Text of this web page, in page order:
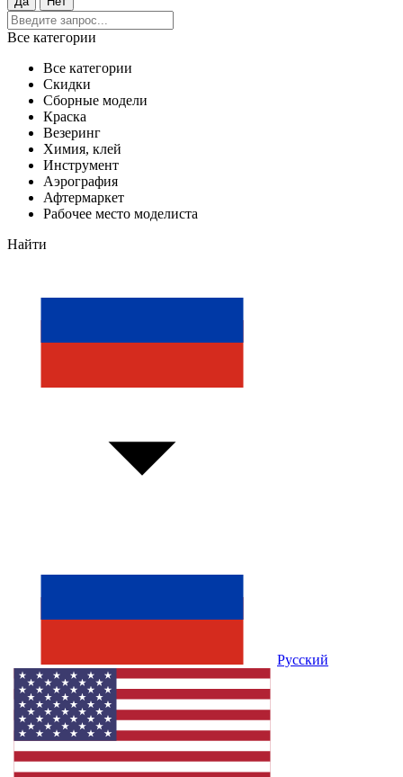
Все категории
Все категории
Скидки
Сборные модели
Краска
Везеринг
Химия, клей
Инструмент
Аэрография
Афтермаркет
Рабочее место моделиста
Найти
Русский